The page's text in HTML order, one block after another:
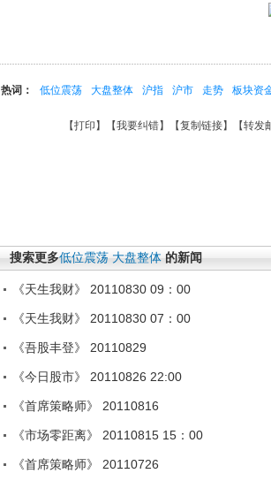
热词： 低位震荡 大盘整体 沪指 沪市 走势 板块资
【打印 】【我要纠错】【复制链接】【转发
搜索更多低位震荡 大盘整体 的新闻
《天生我财》 20110830 09：00
《天生我财》 20110830 07：00
《吾股丰登》 20110829
《今日股市》 20110826 22:00
《首席策略师》 20110816
《市场零距离》 20110815 15：00
《首席策略师》 20110726